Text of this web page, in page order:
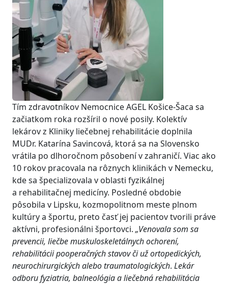
Tím zdravotníkov Nemocnice AGEL Košice-Šaca sa
začiatkom roka rozšíril o nové posily. Kolektív
lekárov z Kliniky liečebnej rehabilitácie doplnila
MUDr. Katarína Savincová, ktorá sa na Slovensko
vrátila po dlhoročnom pôsobení v zahraničí. Viac ako
10 rokov pracovala na rôznych klinikách v Nemecku,
kde sa špecializovala v oblasti fyzikálnej
a rehabilitačnej medicíny. Posledné obdobie
pôsobila v Lipsku, kozmopolitnom meste plnom
kultúry a športu, preto časť jej pacientov tvorili práve
aktívni, profesionálni športovci. „Venovala som sa
prevencii, liečbemuskuloskeletálnychochorení,
rehabilitácii pooperačných stavov či už ortopedických,
neurochirurgických alebo traumatologických. Lekár
odborufyziatria, balneológia a liečebná rehabilitácia